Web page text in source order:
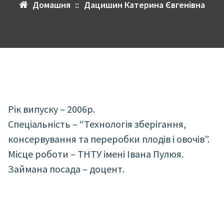
Домашня :: Дацишин Катерина Євгенівна
Рік випуску – 2006р.
Спеціальність – “Технологія зберігання,
консервування та переробки плодів і овочів”.
Місце роботи – ТНТУ імені Івана Пулюя.
Займана посада – доцент.